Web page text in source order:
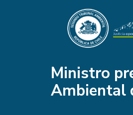
Ministro
Ambiental